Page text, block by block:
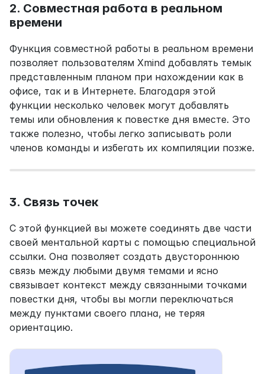
2. Совместная работа в реальном
времени
Функция совместной работы в реальном времени
позволяет пользователям Xmind добавлять темык
представленным планом при нахождении как в
офисе, так и в Интернете. Благодаря этой
функции несколько человек могут добавлять
темы или обновления к повестке дня вместе. Это
также полезно, чтобы легко записывать роли
членов команды и избегать их компиляции позже.
3. Связь точек
С этой функцией вы можете соединять две части
своей ментальной карты с помощью специальной
ссылки. Она позволяет создать двустороннюю
связь между любыми двумя темами и ясно
связывает контекст между связанными точками
повестки дня, чтобы вы могли переключаться
между пунктами своего плана, не теряя
ориентацию.